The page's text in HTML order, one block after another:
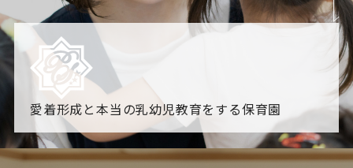
愛着形成と本当の乳幼児教育をする保育園
園からのお知らせ